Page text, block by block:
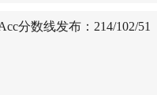
分数线发布：214/102/51